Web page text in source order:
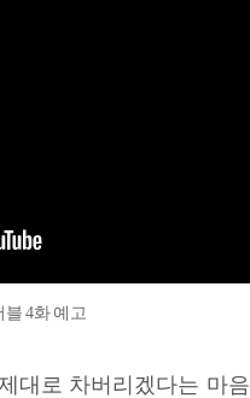
블 4화 예고
대로 차버리겠다는 마음